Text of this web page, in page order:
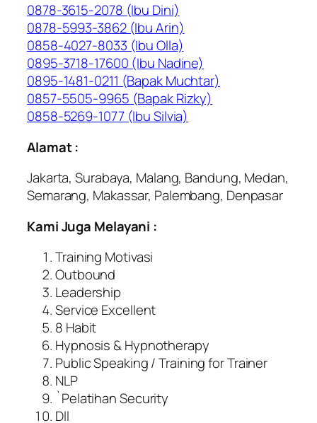
0878-3615-2078 (Ibu Dini)
0878-5993-3862 (Ibu Arin)
0858-4027-8033 (Ibu Olla)
0895-3718-17600 (Ibu Nadine)
0895-1481-0211 (Bapak Muchtar)
0857-5505-9965 (Bapak Rizky)
0858-5269-1077 (Ibu Silvia)
Alamat :
Jakarta, Surabaya, Malang, Bandung, Medan,
Semarang, Makassar, Palembang, Denpasar
Kami Juga Melayani :
Training Motivasi
Outbound
Leadership
Service Excellent
8 Habit
Hypnosis & Hypnotherapy
Public Speaking / Training for Trainer
NLP
`Pelatihan Security
Dll